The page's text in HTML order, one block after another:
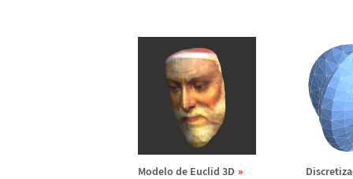
Modelo de Euclid 3D Discretiza